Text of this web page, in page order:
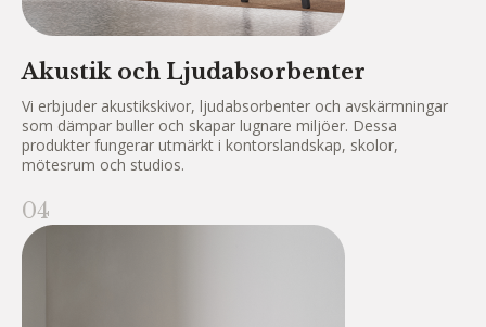
Akustik och Ljudabsorbenter
Vi erbjuder akustikskivor, ljudabsorbenter och avskärmningar
som dämpar buller och skapar lugnare miljöer. Dessa
produkter fungerar utmärkt i kontorslandskap, skolor,
mötesrum och studios.
04